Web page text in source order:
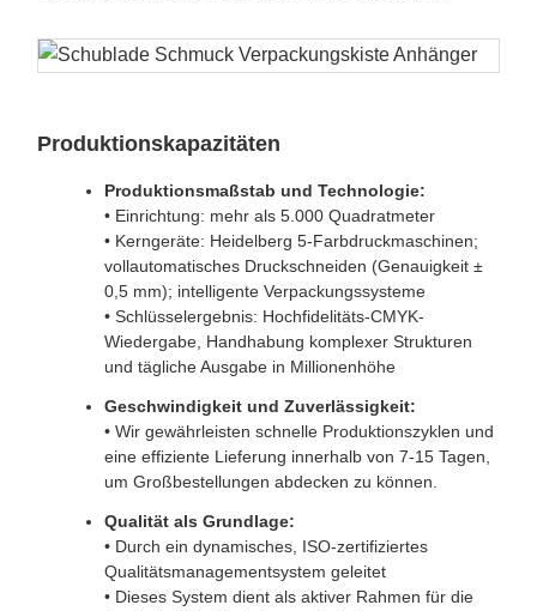
Produktionskapazitäten
Produktionsmaßstab und Technologie:
• Einrichtung: mehr als 5.000 Quadratmeter
• Kerngeräte: Heidelberg 5-Farbdruckmaschinen;
vollautomatisches Druckschneiden (Genauigkeit ±
0,5 mm); intelligente Verpackungssysteme
• Schlüsselergebnis: Hochfidelitäts-CMYK-
Wiedergabe, Handhabung komplexer Strukturen
und tägliche Ausgabe in Millionenhöhe
Geschwindigkeit und Zuverlässigkeit:
• Wir gewährleisten schnelle Produktionszyklen und
eine effiziente Lieferung innerhalb von 7-15 Tagen,
um Großbestellungen abdecken zu können.
Qualität als Grundlage:
• Durch ein dynamisches, ISO-zertifiziertes
Qualitätsmanagementsystem geleitet
• Dieses System dient als aktiver Rahmen für die